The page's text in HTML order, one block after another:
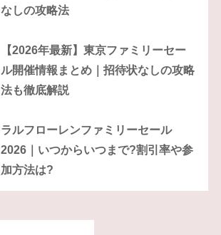
なしの攻略法
【2026年最新】東京ファミリーセー
ル開催情報まとめ｜招待状なしの攻略
法も徹底解説
ラルフローレンファミリーセール
2026｜いつからいつまで?割引率や参
加方法は?